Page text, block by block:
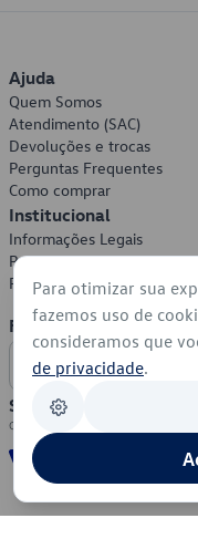
Ajuda
Quem Somos
Atendimento (SAC)
Devoluções e trocas
Perguntas Frequentes
Como comprar
Institucional
Informações Legais
Política de Privacidade
Política de Cookies
Formas de Pagamento
Segurança
Para otimizar sua
fazemos uso de
consideramos que
de privacidade.